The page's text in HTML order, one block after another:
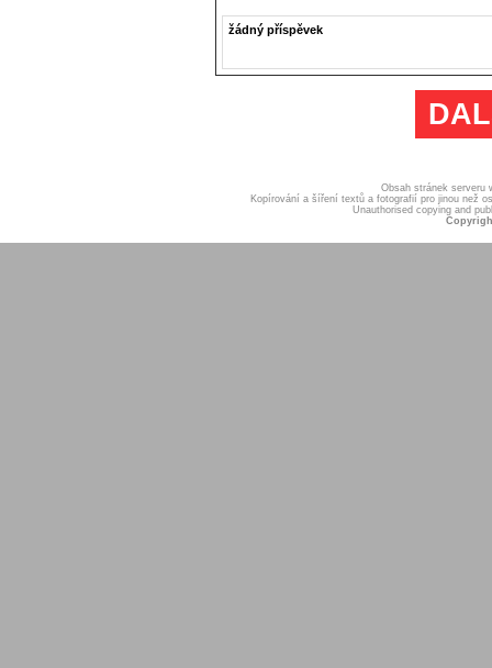
žádný příspěvek
Obsah stránek serveru
Kopírování a šíření textů a fotografií pro jinou než
Unauthorised copying and